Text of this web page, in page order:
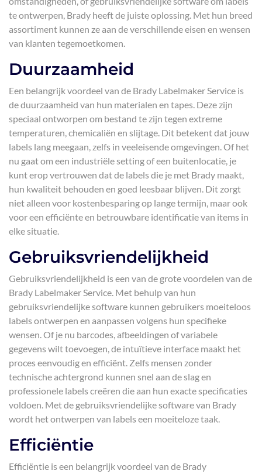
te ontwerpen, Brady heeft de juiste oplossing. Met hun breed
assortiment kunnen ze aan de verschillende eisen en wensen
van klanten tegemoetkomen.
Duurzaamheid
Een belangrijk voordeel van de Brady Labelmaker Service is
de duurzaamheid van hun materialen en tapes. Deze zijn
speciaal ontworpen om bestand te zijn tegen extreme
temperaturen, chemicaliën en slijtage. Dit betekent dat jouw
labels lang meegaan, zelfs in veeleisende omgevingen. Of het
nu gaat om een industriële setting of een buitenlocatie, je
kunt erop vertrouwen dat de labels die je met Brady maakt,
hun kwaliteit behouden en goed leesbaar blijven. Dit zorgt
niet alleen voor kostenbesparing op lange termijn, maar ook
voor een efficiënte en betrouwbare identificatie van items in
elke situatie.
Gebruiksvriendelijkheid
Gebruiksvriendelijkheid is een van de grote voordelen van de
Brady Labelmaker Service. Met behulp van hun
gebruiksvriendelijke software kunnen gebruikers moeiteloos
labels ontwerpen en aanpassen volgens hun specifieke
wensen. Of je nu barcodes, afbeeldingen of variabele
gegevens wilt toevoegen, de intuïtieve interface maakt het
proces eenvoudig en efficiënt. Zelfs mensen zonder
technische achtergrond kunnen snel aan de slag en
professionele labels creëren die aan hun exacte specificaties
voldoen. Met de gebruiksvriendelijke software van Brady
wordt het ontwerpen van labels een moeiteloze taak.
Efficiëntie
Efficiëntie is een belangrijk voordeel van de Brady